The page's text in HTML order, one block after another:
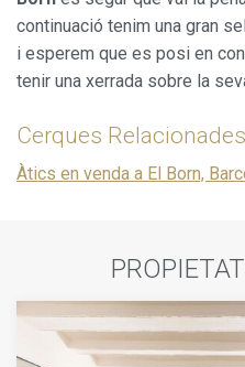
continuació tenim una gran
i esperem que es posi en
tenir una xerrada sobre la
Cerques Relacionades
Àtics en venda a El Born,